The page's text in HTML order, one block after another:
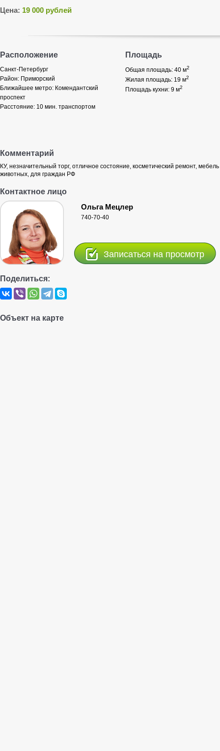
Цена: 19 000 рублей
Расположение
Санкт-Петербург
Район: Приморский
Ближайшее метро: Комендантский
проспект
Расстояние: 10 мин. транспортом
Площадь
Общая площадь: 40 м2
Жилая площадь: 19 м2
Площадь кухни: 9 м2
Комментарий
КУ, незначительный торг, отличное состояние, косметический ремонт,
животных, для граждан РФ
Контактное лицо
Ольга Мецлер
740-70-40
Записаться на просмотр
Поделиться:
Объект на карте